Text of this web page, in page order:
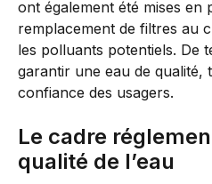
ont également été mises en
remplacement de filtres au
les polluants potentiels. De
garantir une eau de qualité,
confiance des usagers.
Le cadre
qualité de l’eau